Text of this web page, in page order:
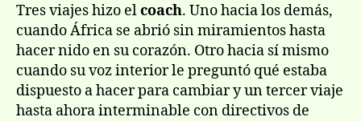
Tres viajes hizo elcoach. Uno hacia los demás,
cuando África se abrió sin miramientos hasta
hacer nido en su corazón. Otro hacia sí mismo
cuando su voz interior le preguntó qué estaba
dispuesto a hacer para cambiar y un tercer viaje
hasta ahora interminable con directivos de